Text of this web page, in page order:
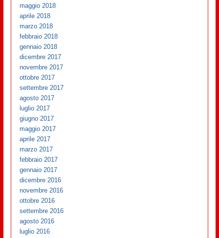
maggio 2018
aprile 2018
marzo 2018
febbraio 2018
gennaio 2018
dicembre 2017
novembre 2017
ottobre 2017
settembre 2017
agosto 2017
luglio 2017
giugno 2017
maggio 2017
aprile 2017
marzo 2017
febbraio 2017
gennaio 2017
dicembre 2016
novembre 2016
ottobre 2016
settembre 2016
agosto 2016
luglio 2016